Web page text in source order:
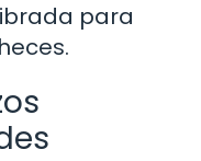
para